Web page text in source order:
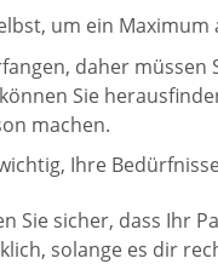
um ein
daher
Sie
machen.
Ihre
Sie sicher, dass Ihr
solange es dir